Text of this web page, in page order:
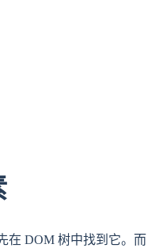
在 DOM 树中找到它。而